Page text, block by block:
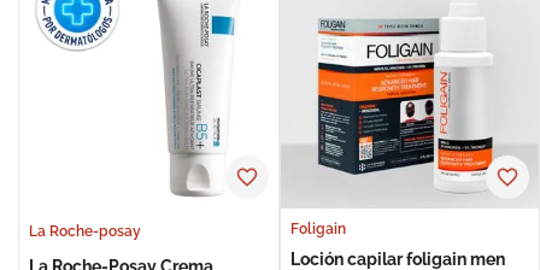
La Roche-posay
La Roche-Posay Crema
Foligain
Loción capilar foligain men